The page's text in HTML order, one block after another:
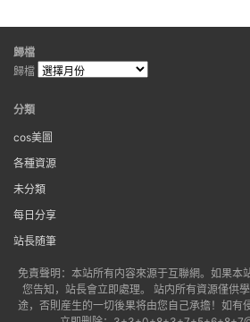
歸檔
歸檔
分類
cos美圖
各種資源
未分類
每日分享
站長随筆
免責聲明：本站所有内容來源于互聯網。如果本
您告知，站長會立即處理。 站内所有資源僅供
途，否則産生的一切後果将由您自己承擔！如有